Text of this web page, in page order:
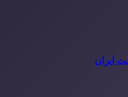
ایران